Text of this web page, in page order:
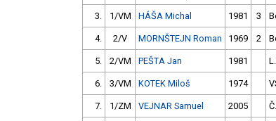
3. 1/VM HÁŠA Michal 1981 3
4. 2/V MORNŠTEJN Roman 1969 2
5. 2/VM PEŠTA Jan 1981
6. 3/VM KOTEK Miloš 1974
7. 1/ZM VEJNAR Samuel 2005